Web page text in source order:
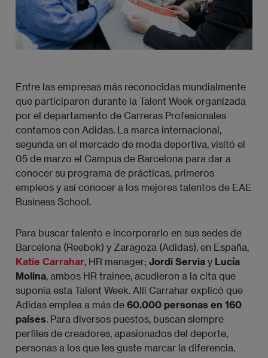
Entre las empresas más reconocidas mundialmente
que participaron durante la Talent Week organizada
por el departamento de Carreras Profesionales
contamos con Adidas. La marca internacional,
segunda en el mercado de moda deportiva, visitó el
05 de marzo el Campus de Barcelona para dar a
conocer su programa de prácticas, primeros
empleos y así conocer a los mejores talentos de EAE
Business School.
Para buscar talento e incorporarlo en sus sedes de
Barcelona (Reebok) y Zaragoza (Adidas), en España,
Katie Carrahar, HR manager; Jordi Servia y Lucía
Molina, ambos HR trainee, acudieron a la cita que
suponía esta Talent Week. Allí Carrahar explicó que
Adidas emplea a más de 60.000 personas en 160
países. Para diversos puestos, buscan siempre
perfiles de creadores, apasionados del deporte,
personas a los que les guste marcar la diferencia.